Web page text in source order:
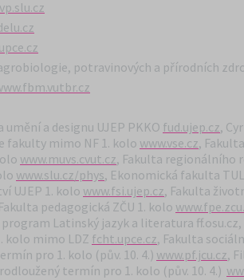
potravinových a přírodních
umění a designu UJEP PKKO fud.ujep.cz,
fakulty mimo NF 1. kolo www.vse.cz,
www.muvs.cvut.cz, Fakulta regionálního
www.slu.cz/phys, Ekonomická fakulta
UJEP 1. kolo www.fsi.ujep.cz, Fakulta
pedagogická ZČU 1. kolo
Latinský jazyk a literatura ff.osu.cz,
kolo mimo LDZ fcht.upce.cz, Fakulta
pro 1. kolo (pův. 10. 4.) www.pf.jcu.cz,
termín pro 1. kolo (pův. 10. 4.)